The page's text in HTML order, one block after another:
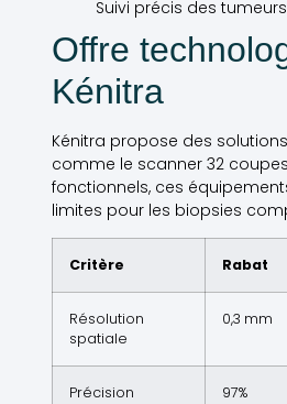
Suivi précis des
Offre
Kénitra
Kénitra propose des
comme le scanner 32
fonctionnels, ces
limites pour les biopsies
Critère Rabat
Résolution
spatiale
0,3 mm
Précision
97%